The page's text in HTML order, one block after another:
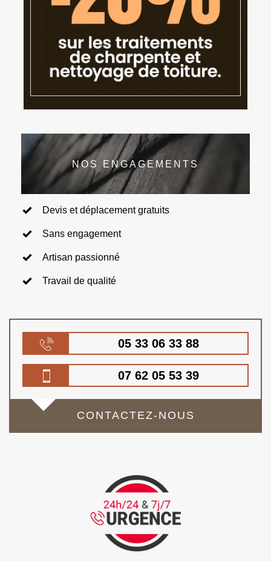
NOS ENGAGEMENTS
Devis et déplacement gratuits
Sans engagement
Artisan passionné
Travail de qualité
05 33 06 33 88
07 62 05 53 39
CONTACTEZ-NOUS